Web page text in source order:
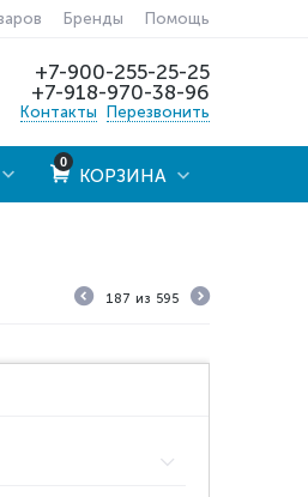
Бренды Помощь
+7-900-255-25-25
+7-918-970-38-96
Контакты Перезвонить
0
КОРЗИНА
187 из 595